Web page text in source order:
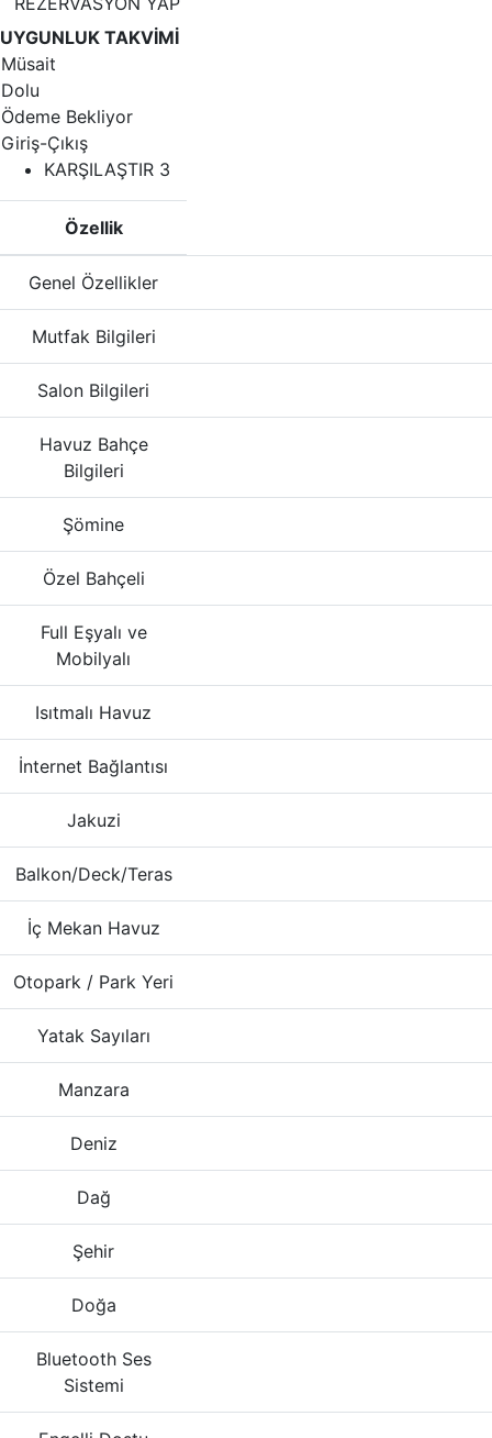
UYGUNLUK TAKVİMİ
Müsait
Dolu
Ödeme Bekliyor
Giriş-Çıkış
KARŞILAŞTIR 3
Özellik
Genel Özellikler
Mutfak Bilgileri
Salon Bilgileri
Havuz Bahçe
Bilgileri
Şömine
Özel Bahçeli
Full Eşyalı ve
Mobilyalı
Isıtmalı Havuz
İnternet Bağlantısı
Jakuzi
Balkon/Deck/Teras
İç Mekan Havuz
Otopark / Park Yeri
Yatak Sayıları
Manzara
Deniz
Dağ
Şehir
Doğa
Bluetooth Ses
Sistemi